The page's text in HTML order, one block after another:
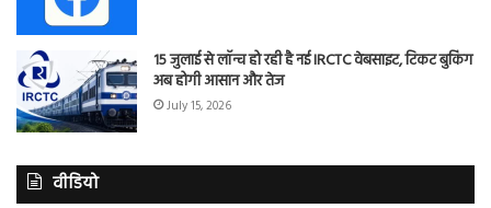
15 जुलाई से लॉन्च हो रही है नई IRCTC वेबसाइट, टिकट बुकिंग
अब होगी आसान और तेज
July 15, 2026
वीडियो